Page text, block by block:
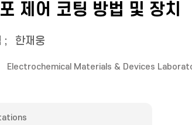
제어 코팅 방법 및 장치
; 한재웅
Electrochemical Materials & Devices